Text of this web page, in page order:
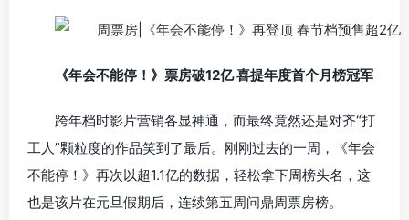
《年会不能停！》票房破12亿 喜提年度首个月榜冠军
跨年档时影片营销各显神通，而最终竟然还是对齐“打
工人”颗粒度的作品笑到了最后。刚刚过去的一周，《年会
不能停！》再次以超1.1亿的数据，轻松拿下周榜头名，这
也是该片在元旦假期后，连续第五周问鼎周票房榜。